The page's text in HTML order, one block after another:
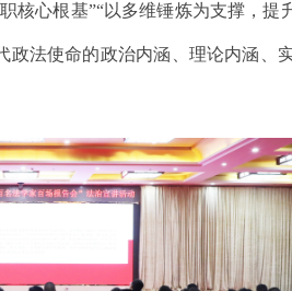
心根基”“以多维锤炼为支撑，提
法使命的政治内涵、理论内涵、